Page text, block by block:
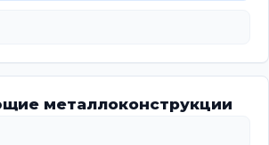
металлоконструкции